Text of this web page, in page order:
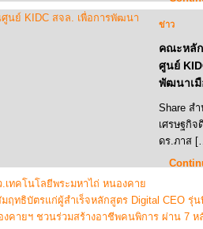
ข่าว
คณะหลัก
ศูนย์
พัฒนาเมื
Share ส
เศรษฐกิจ
ดร.ภาส